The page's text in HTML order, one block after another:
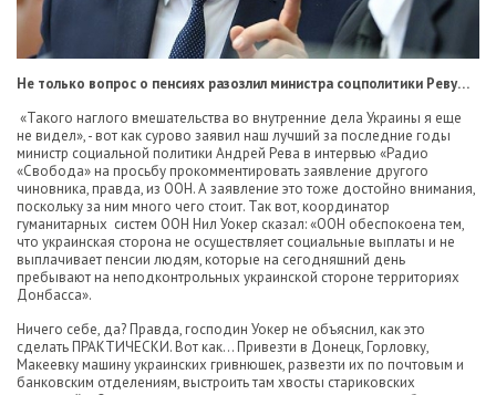
Не только вопрос о пенсиях разозлил министра соцполитики Реву…
«Такого наглого вмешательства во внутренние дела Украины я еще
не видел», - вот как сурово заявил наш лучший за последние годы
министр социальной политики Андрей Рева в интервью «Радио
«Свобода» на просьбу прокомментировать заявление другого
чиновника, правда, из ООН. А заявление это тоже достойно внимания,
поскольку за ним много чего стоит. Так вот, координатор
гуманитарных систем ООН Нил Уокер сказал: «ООН обеспокоена тем,
что украинская сторона не осуществляет социальные выплаты и не
выплачивает пенсии людям, которые на сегодняшний день
пребывают на неподконтрольных украинской стороне территориях
Донбасса».
Ничего себе, да? Правда, господин Уокер не объяснил, как это
сделать ПРАКТИЧЕСКИ. Вот как… Привезти в Донецк, Горловку,
Макеевку машину украинских гривнюшек, развезти их по почтовым и
банковским отделениям, выстроить там хвосты стариковских